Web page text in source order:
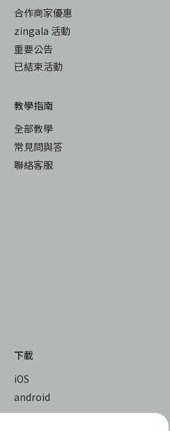
合作商家優惠
zingala 活動
重要公告
已結束活動
教學指南
全部教學
常見問與答
聯絡客服
下載
iOS
android